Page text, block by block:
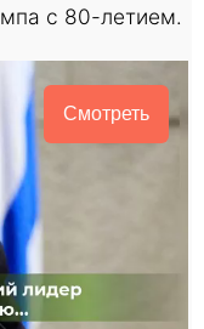
с 80-летием.
Смотреть